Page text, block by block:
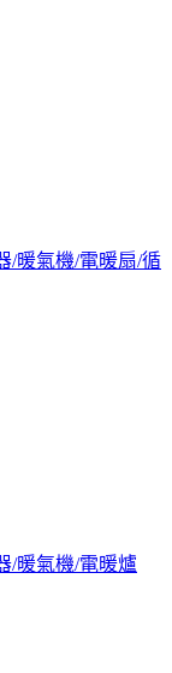
/暖氣機/電暖扇/循
/暖氣機/電暖爐